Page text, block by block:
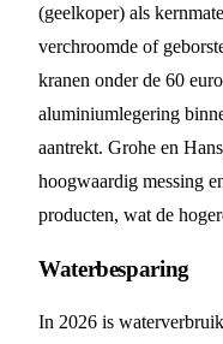
(geelkoper) als
verchroomde of
kranen onder de 60
aluminiumlegering
aantrekt. Grohe en
hoogwaardig messing
producten, wat de
Waterbesparing
In 2026 is